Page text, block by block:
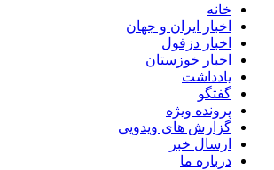
خانه
اخبار ایران و جهان
اخبار دزفول
اخبار خوزستان
یادداشت
گفتگو
پرونده ویژه
گزارش های ویدویی
ارسال خبر
درباره ما